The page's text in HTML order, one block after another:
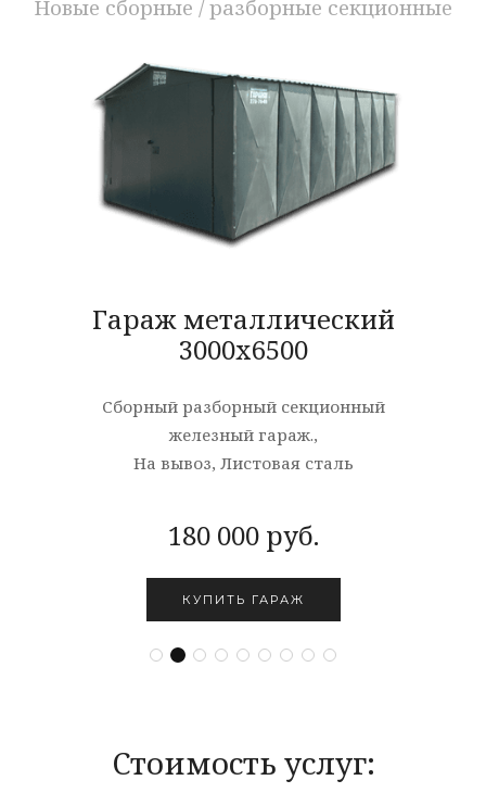
Новые сборные / разборные секционные
Гараж металлический
3000x6500
Сборный разборный секционный
железный гараж.,
На вывоз, Листовая сталь
180 000 руб.
КУПИТЬ ГАРАЖ
Стоимость услуг: